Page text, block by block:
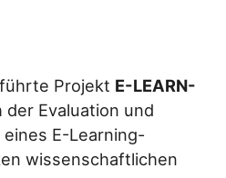
Projekt E-LEARN-
Evaluation und
E-Learning-
wissenschaftlichen